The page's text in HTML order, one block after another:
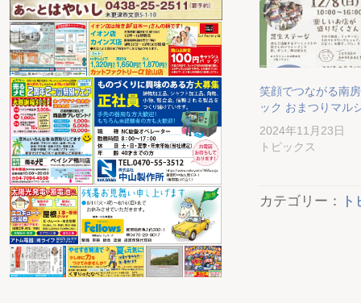
笑顔でつながる南
ック おまつりマル
2024年11月23日
トピックス
カテゴリー：